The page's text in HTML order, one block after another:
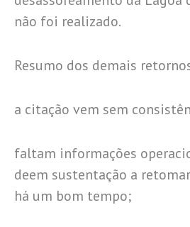
não foi realizado.
Resumo dos demais
a citação vem sem
faltam informações
deem sustentação a
há um bom tempo;